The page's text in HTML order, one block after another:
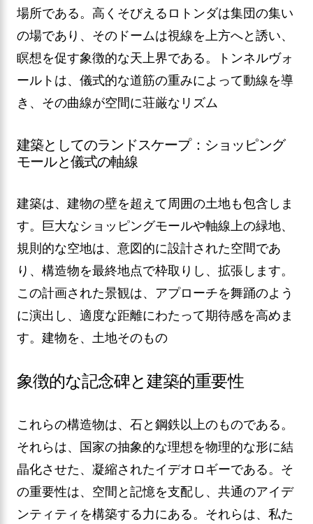
場所である。高くそびえるロトンダは集団の集い
の場であり、そのドームは視線を上方へと誘い、
瞑想を促す象徴的な天上界である。トンネルヴォ
ールトは、儀式的な道筋の重みによって動線を導
き、その曲線が空間に荘厳なリズム
建築としてのランドスケープ：ショッピング
モールと儀式の軸線
建築は、建物の壁を超えて周囲の土地も包含しま
す。巨大なショッピングモールや軸線上の緑地、
規則的な空地は、意図的に設計された空間であ
り、構造物を最終地点で枠取りし、拡張します。
この計画された景観は、アプローチを舞踊のよう
に演出し、適度な距離にわたって期待感を高めま
す。建物を、土地そのもの
象徴的な記念碑と建築的重要性
これらの構造物は、石と鋼鉄以上のものである。
それらは、国家の抽象的な理想を物理的な形に結
晶化させた、凝縮されたイデオロギーである。そ
の重要性は、空間と記憶を支配し、共通のアイデ
ンティティを構築する力にある。それらは、私た